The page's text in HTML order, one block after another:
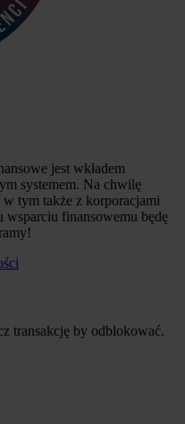
jest wkładem
systemem. Na chwilę
tym także z korporacjami
finansowemu będę
transakcję by odblokować.